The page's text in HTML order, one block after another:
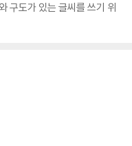
구도가 있는 글씨를 쓰기 위